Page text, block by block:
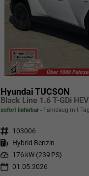
Hyundai TUCSON
sofort lieferbar Fahrzeug mit
Fahrzeugnr. 103006
Kraftstoff Hybrid Benzin
Leistung 176 kW (239 PS)
01.05.2026